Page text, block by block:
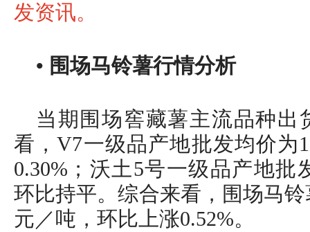
发资讯。
• 围场马铃薯行情分析
当期围场窖藏薯主流品种出
看，V7一级品产地批发均价为
0.30%；沃土5号一级品产地批
环比持平。综合来看，围场马
元／吨，环比上涨0.52%。